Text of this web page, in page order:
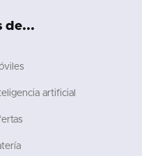
de...
artificial